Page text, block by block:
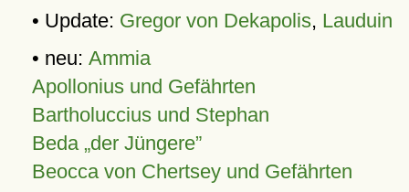
• Update: Gregor von Dekapolis, Lauduin
• neu: Ammia
Apollonius und Gefährten
Bartholuccius und Stephan
Beda „der Jüngere”
Beocca von Chertsey und Gefährten